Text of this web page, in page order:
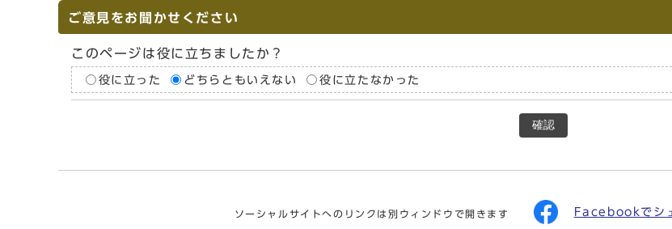
ご意見をお聞かせください
このページは役に立ちましたか？
役に立った どちらともいえない 役に立たなかった
確認
ソーシャルサイトへのリンクは別ウィンドウで開きます Facebookでシ